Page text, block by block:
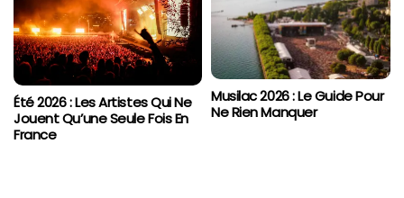
Été 2026 : Les Artistes Qui Ne
Jouent Qu’une Seule Fois En
France
Musilac 2026 : Le Guide Pour
Ne Rien Manquer